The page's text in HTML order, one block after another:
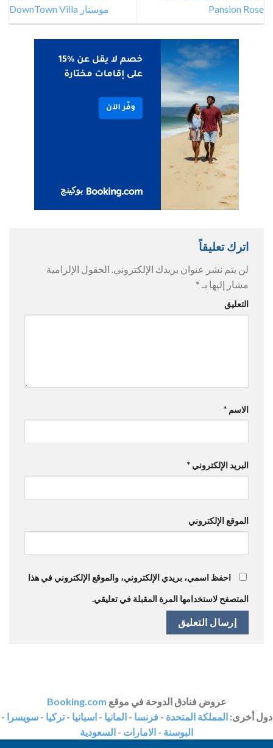
Pansion Rose
موستار DownTown Villa
اترك تعليقاً
لن يتم نشر عنوان بريدك الإلكتروني. الحقول الإلزامية
مشار إليها بـ *
التعليق
الاسم *
البريد الإلكتروني *
الموقع الإلكتروني
احفظ اسمي، بريدي الإلكتروني، والموقع الإلكتروني في هذا
المتصفح لاستخدامها المرة المقبلة في تعليقي.
عروض فنادق الدوحة في موقع Booking.com
دول أخرى:المملكة المتحدة - فرنسا -المانيا -اسبانيا -تركيا -سويسرا -
البوسنة - الامارات - السعودية